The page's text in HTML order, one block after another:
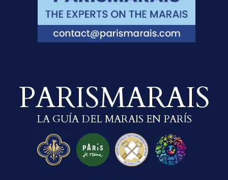
PARISMARAIS
LA GUÍA DEL MARAIS EN PARÍS